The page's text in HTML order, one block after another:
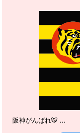
阪神がんばれ🐯 ...